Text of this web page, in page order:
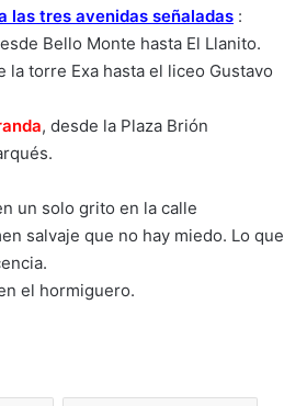
las tres avenidas señaladas :
Bello Monte hasta El Llanito.
la torre Exa hasta el liceo Gustavo
, desde la Plaza Brión
un solo grito en la calle
salvaje que no hay miedo. Lo que
el hormiguero.